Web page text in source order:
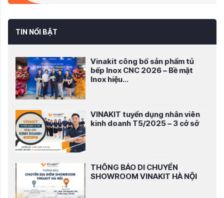
TIN NỔI BẬT
Vinakit công bố sản phẩm tủ
bếp Inox CNC 2026 – Bề mặt
Inox hiệu...
VINAKIT tuyển dụng nhân viên
kinh doanh T5/2025 – 3 cở sở
THÔNG BÁO DI CHUYỂN
SHOWROOM VINAKIT HÀ NỘI